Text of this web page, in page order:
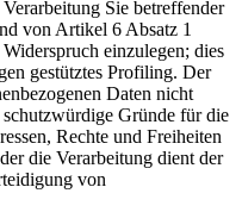
Sie betreffender
von Artikel 6 Absatz 1
einzulegen; dies
gestütztes Profiling. Der
Daten nicht
Gründe für die
Rechte und Freiheiten
die Verarbeitung dient der
von